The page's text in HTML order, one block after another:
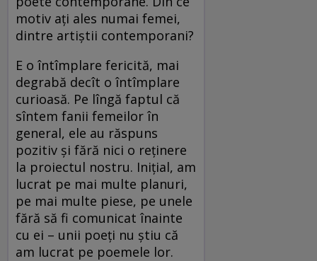
motiv ați ales numai femei,
dintre artiștii contemporani?
E o întîmplare fericită, mai
degrabă decît o întîmplare
curioasă. Pe lîngă faptul că
sîntem fanii femeilor în
general, ele au răspuns
pozitiv și fără nici o reținere
la proiectul nostru. Inițial, am
lucrat pe mai multe planuri,
pe mai multe piese, pe unele
fără să fi comunicat înainte
cu ei – unii poeți nu știu că
am lucrat pe poemele lor.